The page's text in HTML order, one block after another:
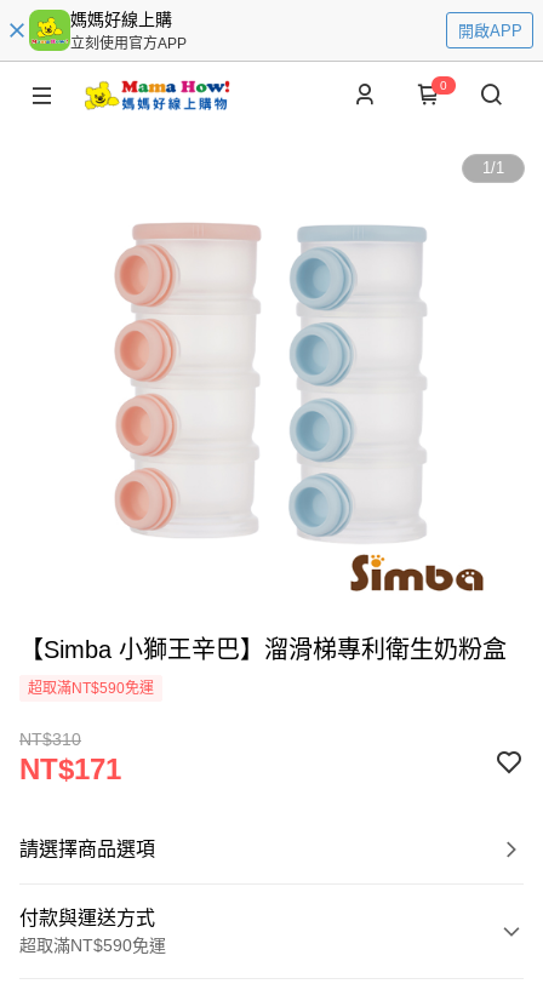
媽媽好線上購
立刻使用官方APP
開啟APP
0
1/1
【Simba 小獅王辛巴】溜滑梯專利衛生奶粉盒
超取滿NT$590免運
NT$310
NT$171
請選擇商品選項
付款與運送方式
超取滿NT$590免運